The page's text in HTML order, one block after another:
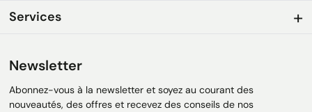
Services
Newsletter
Abonnez-vous à la newsletter et soyez au courant des
nouveautés, des offres et recevez des conseils de nos